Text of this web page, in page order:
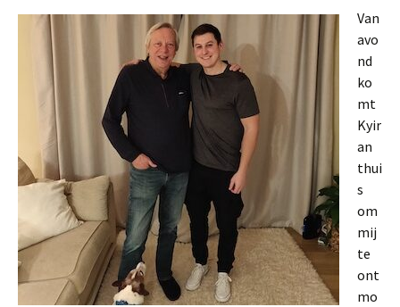
Van
avo
nd
ko
mt
Kyir
an
thui
s
om
mij
te
ont
mo